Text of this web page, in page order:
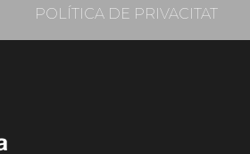
POLÍTICA DE PRIVACITAT